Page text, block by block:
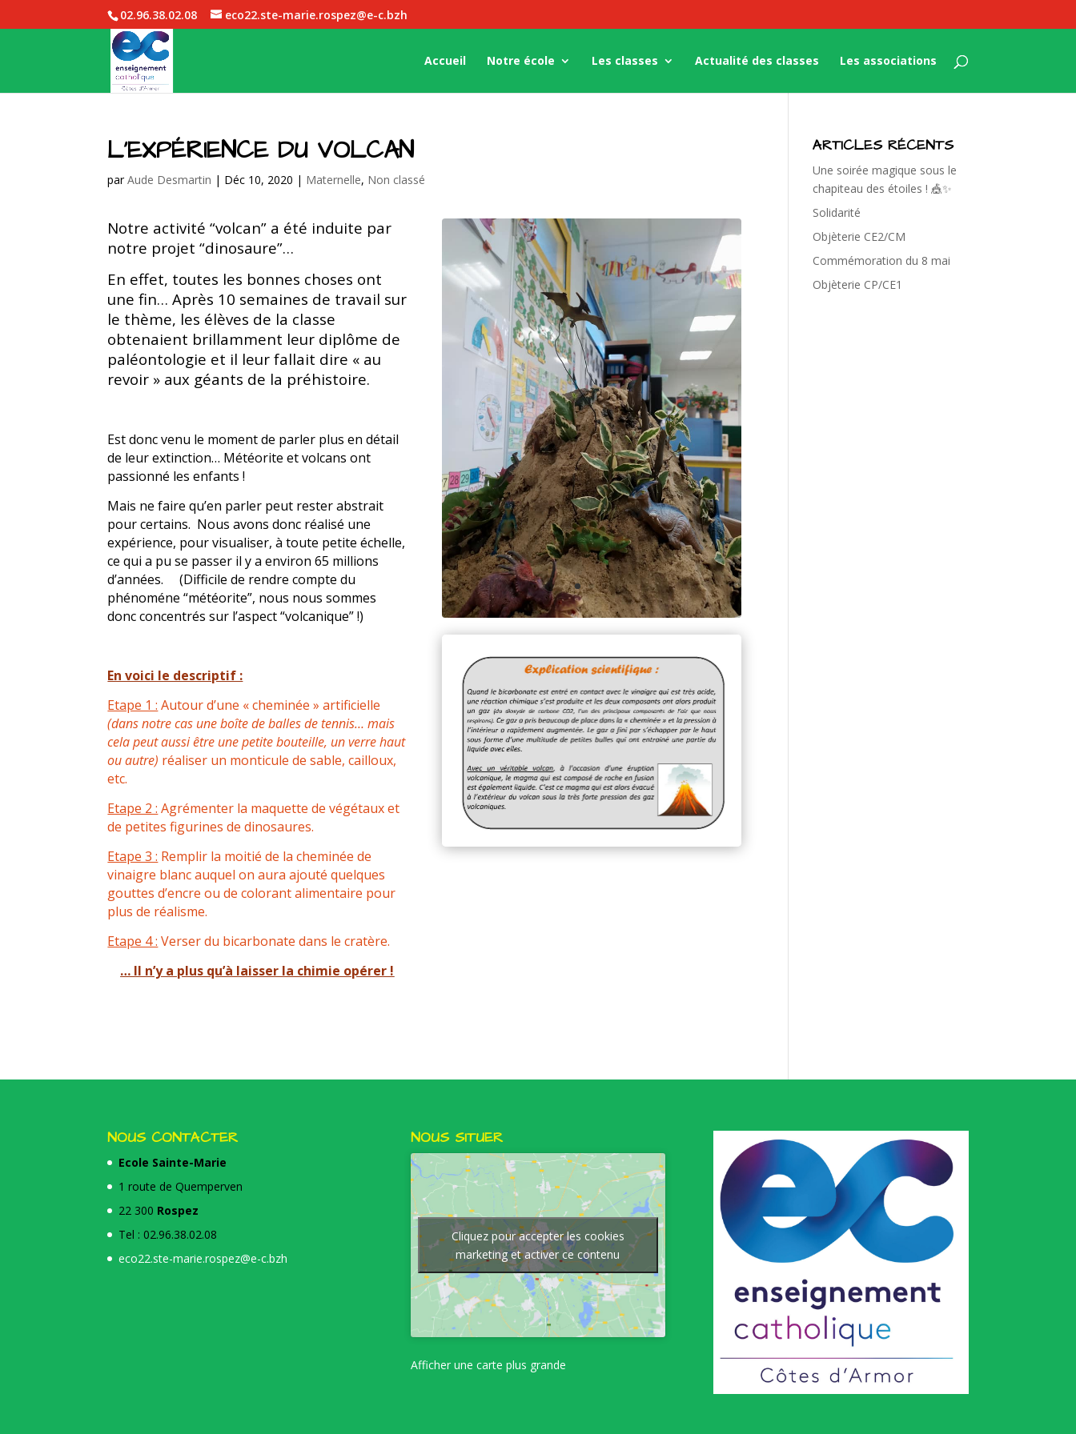
02.96.38.02.08 eco22.ste-marie.rospez@e-c.bzh
Accueil Notre école Les classes Actualité des classes Les associations
L’EXPÉRIENCE DU VOLCAN
parAude Desmartin | Déc 10, 2020 | Maternelle, Non classé
Notre activité “volcan” a été induite par
notre projet “dinosaure”…
En effet, toutes les bonnes choses ont
une fin… Après 10 semaines de travail sur
le thème, les élèves de la classe
obtenaient brillamment leur diplôme de
paléontologie et il leur fallait dire « au
revoir » aux géants de la préhistoire.
Est donc venu le moment de parler plus en détail
de leur extinction… Météorite et volcans ont
passionné les enfants !
Mais ne faire qu’en parler peut rester abstrait
pour certains. Nous avons donc réalisé une
expérience, pour visualiser, à toute petite échelle,
ce qui a pu se passer il y a environ 65 millions
d’années. (Difficile de rendre compte du
phénoméne “météorite”, nous nous sommes
donc concentrés sur l’aspect “volcanique” !)
En voici le descriptif :
Etape 1 : Autour d’une « cheminée » artificielle
(dans notre cas une boîte de balles de tennis… mais
cela peut aussi être une petite bouteille, un verre haut
ou autre) réaliser un monticule de sable, cailloux,
etc.
Etape 2 : Agrémenter la maquette de végétaux et
de petites figurines de dinosaures.
Etape 3 : Remplir la moitié de la cheminée de
vinaigre blanc auquel on aura ajouté quelques
gouttes d’encre ou de colorant alimentaire pour
plus de réalisme.
Etape 4 : Verser du bicarbonate dans le cratère.
… Il n’y a plus qu’à laisser la chimie opérer !
ARTICLES RÉCENTS
Une soirée magique sous le
chapiteau des étoiles ! 🎪✨
Solidarité
Objèterie CE2/CM
Commémoration du 8 mai
Objèterie CP/CE1
NOUS CONTACTER
Ecole Sainte-Marie
1 route de Quemperven
22 300 Rospez
Tel : 02.96.38.02.08
eco22.ste-marie.rospez@e-c.bzh
NOUS SITUER
Cliquez pour accepter les cookies
marketing et activer ce contenu
Afficher une carte plus grande